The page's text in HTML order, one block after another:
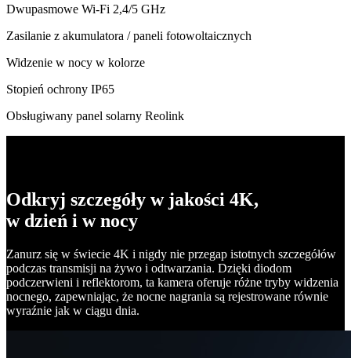
Dwupasmowe Wi-Fi 2,4/5 GHz
Zasilanie z akumulatora / paneli fotowoltaicznych
Widzenie w nocy w kolorze
Stopień ochrony IP65
Obsługiwany panel solarny Reolink
Odkryj szczegóły w jakości 4K,
w dzień i w nocy
Zanurz się w świecie 4K i nigdy nie przegap istotnych szczegółów
podczas transmisji na żywo i odtwarzania. Dzięki diodom
podczerwieni i reflektorom, ta kamera oferuje różne tryby widzenia
nocnego, zapewniając, że nocne nagrania są rejestrowane równie
wyraźnie jak w ciągu dnia.